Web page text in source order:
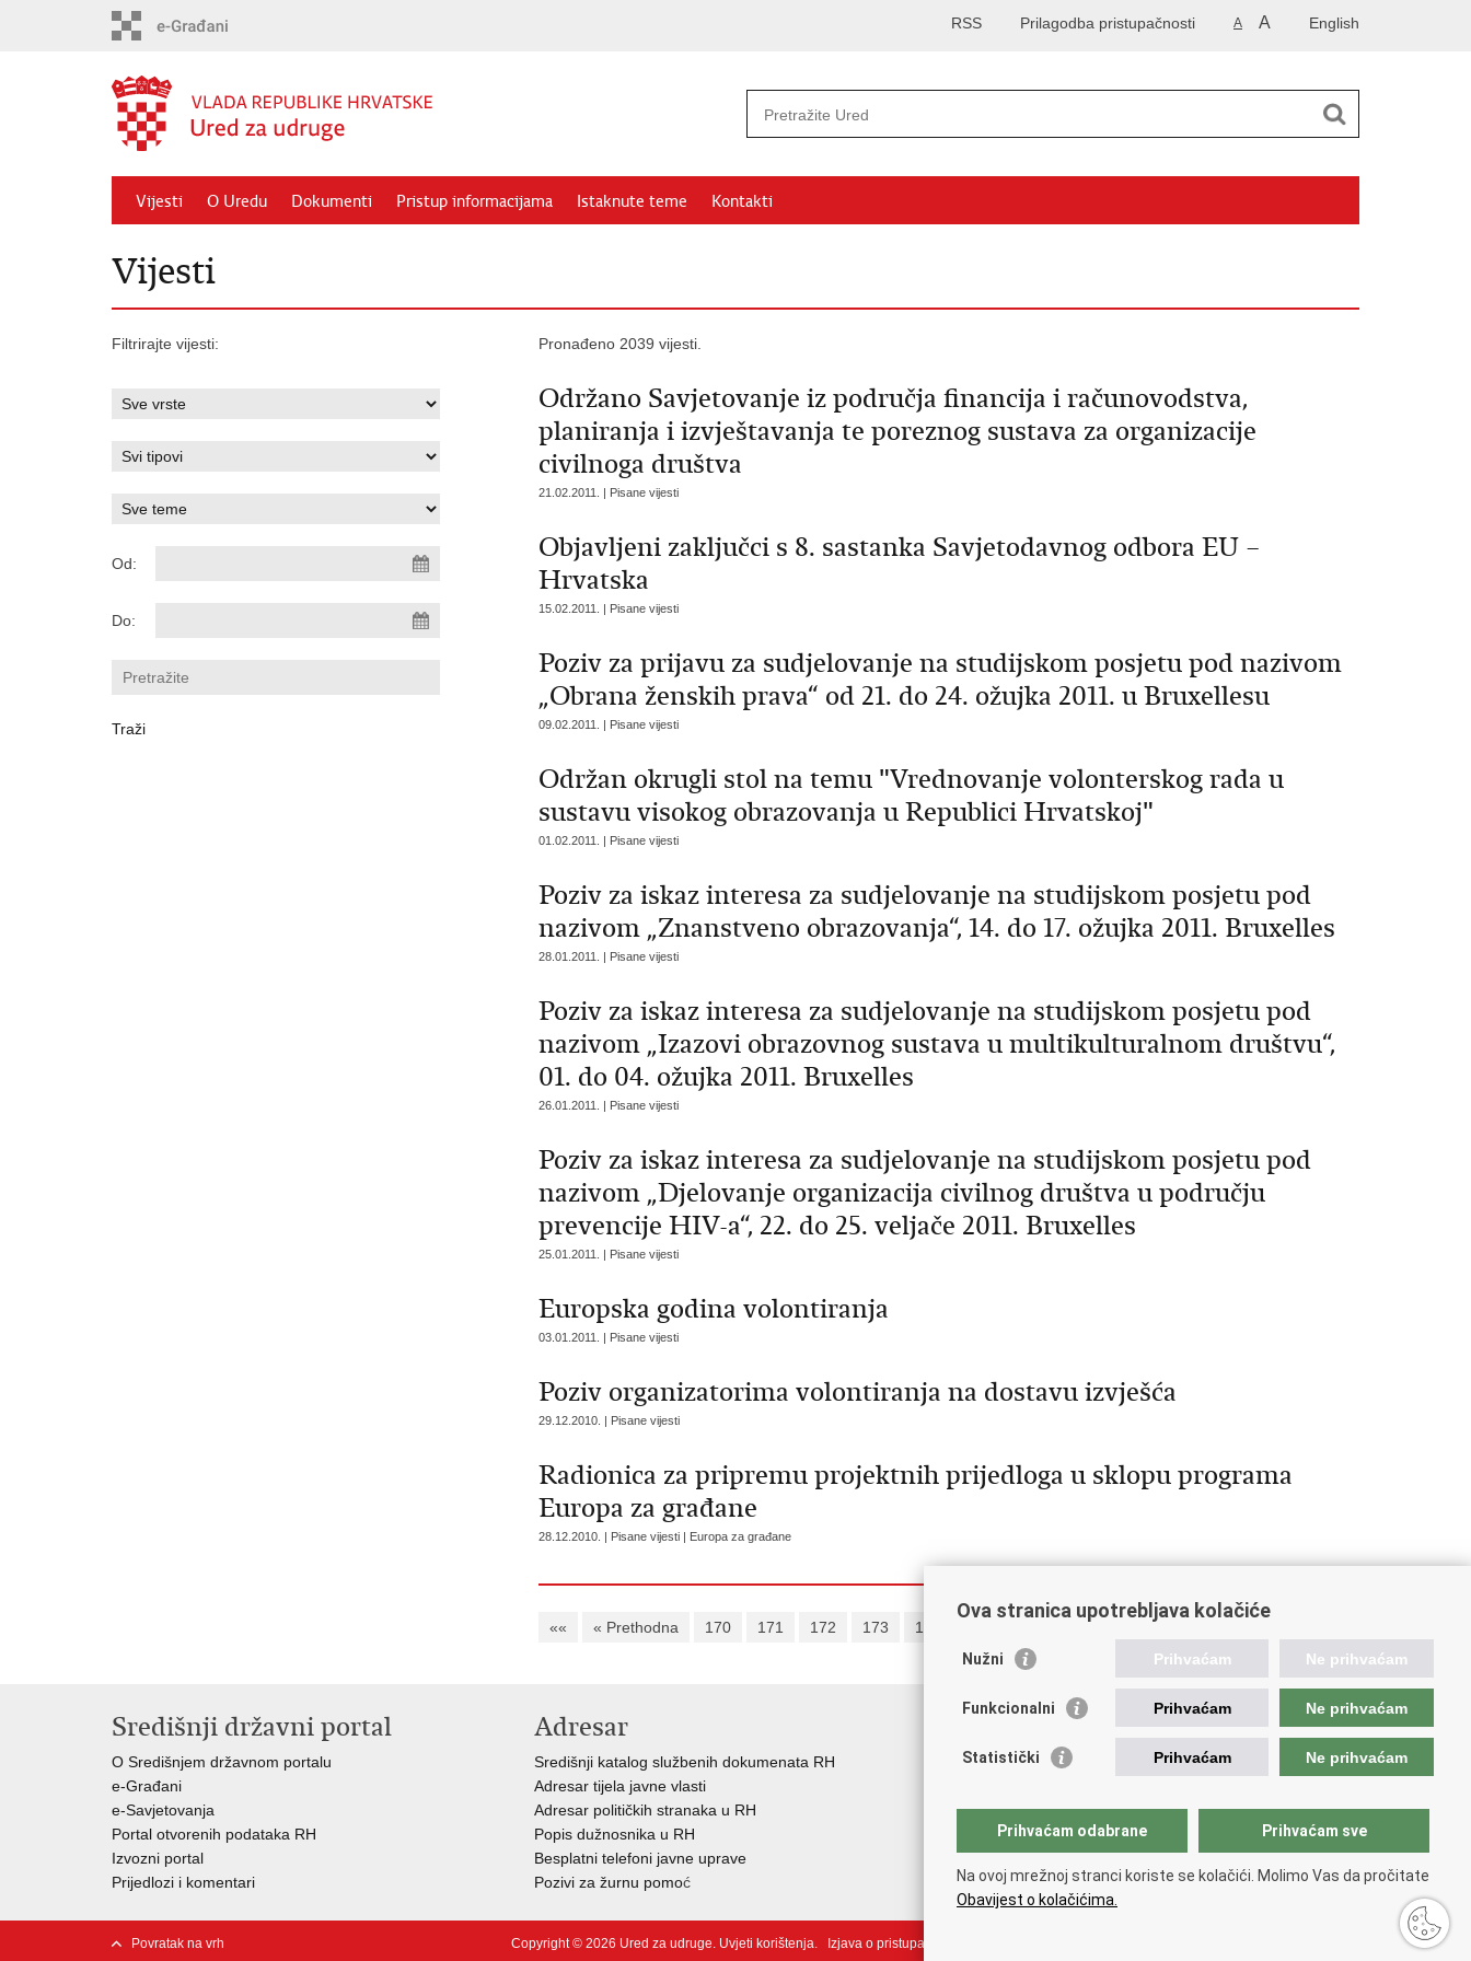
English
A A
Prilagodba pristupačnosti
RSS
Vijesti O Uredu Dokumenti Pristup informacijama Istaknute teme Kontakti
Vijesti
Filtrirajte vijesti:
Od:
Do:
Pronađeno 2039 vijesti.
Održano Savjetovanje iz područja financija i računovodstva,
planiranja i izvještavanja te poreznog sustava za organizacije
civilnoga društva
21.02.2011. | Pisane vijesti
Objavljeni zaključci s 8. sastanka Savjetodavnog odbora EU –
Hrvatska
15.02.2011. | Pisane vijesti
Poziv za prijavu za sudjelovanje na studijskom posjetu pod nazivom
„Obrana ženskih prava“ od 21. do 24. ožujka 2011. u Bruxellesu
09.02.2011. | Pisane vijesti
Održan okrugli stol na temu "Vrednovanje volonterskog rada u
sustavu visokog obrazovanja u Republici Hrvatskoj"
01.02.2011. | Pisane vijesti
Poziv za iskaz interesa za sudjelovanje na studijskom posjetu pod
nazivom „Znanstveno obrazovanja“, 14. do 17. ožujka 2011. Bruxelles
28.01.2011. | Pisane vijesti
Poziv za iskaz interesa za sudjelovanje na studijskom posjetu pod
nazivom „Izazovi obrazovnog sustava u multikulturalnom društvu“,
01. do 04. ožujka 2011. Bruxelles
26.01.2011. | Pisane vijesti
Poziv za iskaz interesa za sudjelovanje na studijskom posjetu pod
nazivom „Djelovanje organizacija civilnog društva u području
prevencije HIV-a“, 22. do 25. veljače 2011. Bruxelles
25.01.2011. | Pisane vijesti
Europska godina volontiranja
03.01.2011. | Pisane vijesti
Poziv organizatorima volontiranja na dostavu izvješća
29.12.2010. | Pisane vijesti
Radionica za pripremu projektnih prijedloga u sklopu programa
Europa za građane
28.12.2010. | Pisane vijesti | Europa za građane
«« « Prethodna 170 171 172 173 174 177
Središnji državni portal
O Središnjem državnom portalu
e-Građani
e-Savjetovanja
Portal otvorenih podataka RH
Izvozni portal
Prijedlozi i komentari
Adresar
Središnji katalog službenih dokumenata RH
Adresar tijela javne vlasti
Adresar političkih stranaka u RH
Popis dužnosnika u RH
Besplatni telefoni javne uprave
Pozivi za žurnu pomoć
Važne poveznice
Vlada Republike Hrvatske
Registar neprofitnih organizacija
Povjerenik za informiranje
Nacionalna zaklada za razvoj civilnoga društva
Vaš glas u Europi
Povratak na vrh Copyright © 2026 Ured za udruge. Uvjeti korištenja. Izjava o pristupačnosti
Ova stranica upotrebljava kolačiće
Nužni Prihvaćam Ne prihvaćam
Funkcionalni Prihvaćam Ne prihvaćam
Statistički Prihvaćam Ne prihvaćam
Prihvaćam odabrane Prihvaćam sve
Na ovoj mrežnoj stranci koriste se kolačići. Molimo Vas da pročitate
Obavijest o kolačićima.